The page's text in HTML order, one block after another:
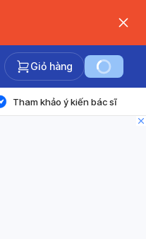
Giỏ hàng
Tham khảo ý kiến bác sĩ